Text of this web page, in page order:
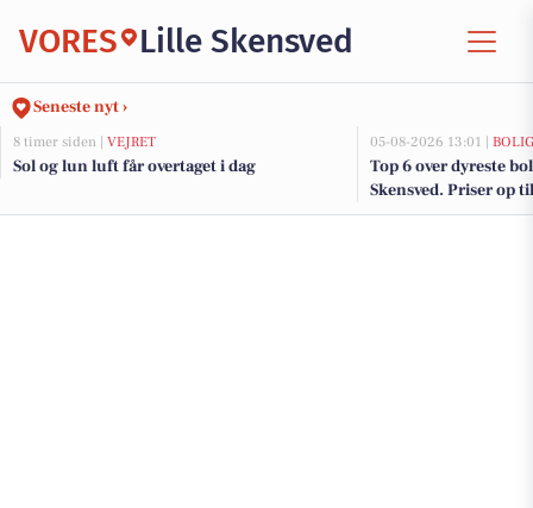
VORES Lille Skensved
Seneste nyt ›
8 timer siden | VEJRET
Sol og lun luft får overtaget i dag
05-08-2026 13:01 |
Top 6 over dyreste
Skensved. Priser op